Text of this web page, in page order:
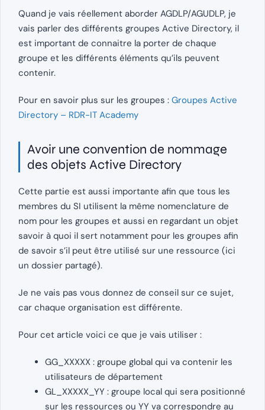
Quand je vais réellement aborder AGDLP/AGUDLP, je
vais parler des différents groupes Active Directory, il
est important de connaitre la porter de chaque
groupe et les différents éléments qu’ils peuvent
contenir.
Pour en savoir plus sur les groupes : Groupes Active
Directory – RDR-IT Academy
Avoir une convention de nommage
des objets Active Directory
Cette partie est aussi importante afin que tous les
membres du SI utilisent la même nomenclature de
nom pour les groupes et aussi en regardant un objet
savoir à quoi il sert notamment pour les groupes afin
de savoir s’il peut être utilisé sur une ressource (ici
un dossier partagé).
Je ne vais pas vous donnez de conseil sur ce sujet,
car chaque organisation est différente.
Pour cet article voici ce que je vais utiliser :
GG_XXXXX : groupe global qui va contenir les
utilisateurs de département
GL_XXXXX_YY : groupe local qui sera positionné
sur les ressources ou YY va correspondre au